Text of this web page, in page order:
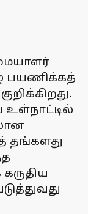
பயணிக்கத்
தங்களது